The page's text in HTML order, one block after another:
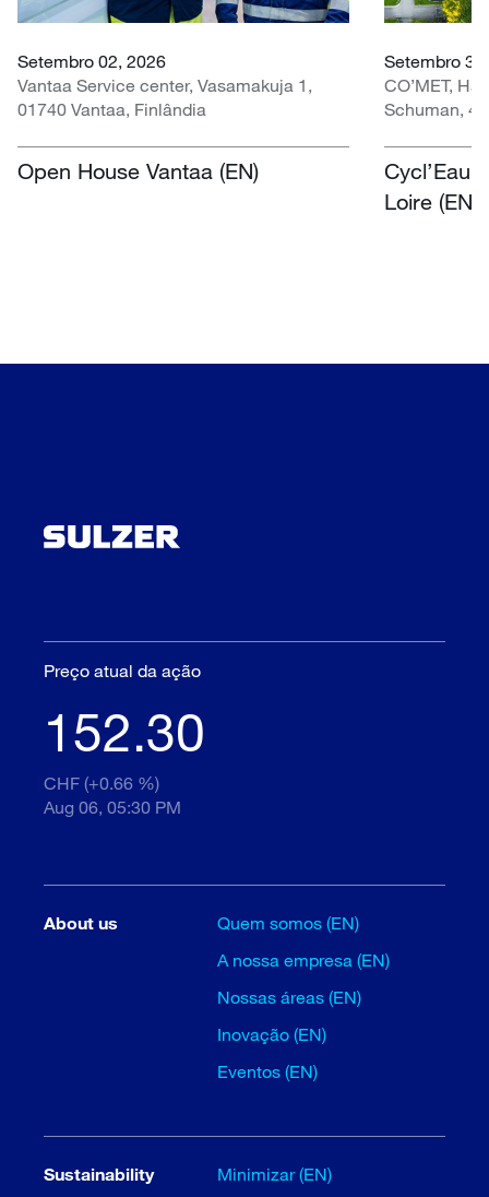
Setembro 02, 2026
Vantaa Service center, Vasamakuja 1,
01740 Vantaa, Finlândia
Open House Vantaa (EN)
Setembro
CO’MET,
Schuman,
Cycl’Eau
Loire (EN)
Preço atual da ação
152.30
CHF (+0.66 %)
Aug 06, 05:30 PM
About us
Quem somos (EN)
A nossa empresa (EN)
Nossas áreas (EN)
Inovação (EN)
Eventos (EN)
Sustainability
Minimizar (EN)